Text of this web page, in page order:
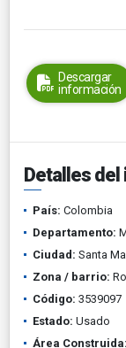
Descargar
información
Detalles
País: Colombia
Departamento:
Ciudad: Santa
Zona / barrio:
Código: 3539097
Estado: Usado
Área Construida: